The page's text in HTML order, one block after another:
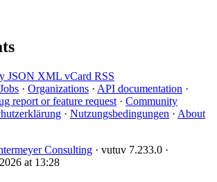
JSON XML vCard RSS
Jobs · Organizations · API documentation ·
report or feature request · Community
· Nutzungsbedingungen · About
Consulting · vutuv 7.233.0 ·
at 13:28